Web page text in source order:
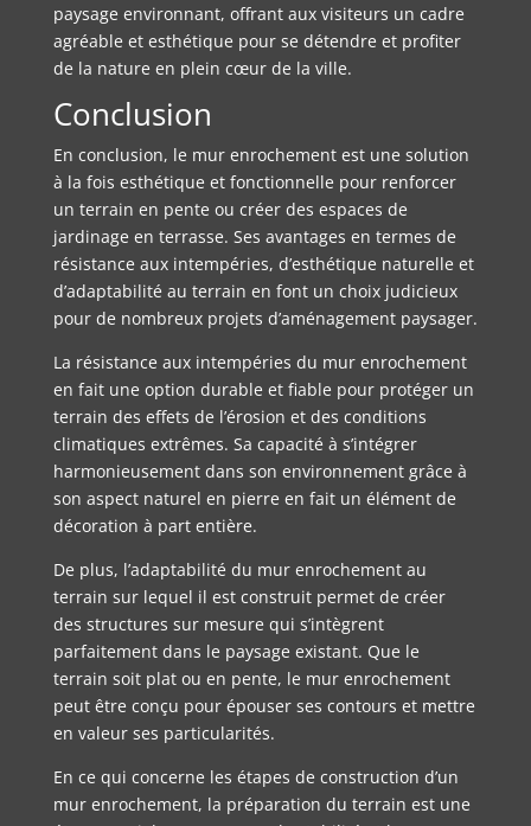
paysage environnant, offrant aux visiteurs un cadre
agréable et esthétique pour se détendre et profiter
de la nature en plein cœur de la ville.
Conclusion
En conclusion, le mur enrochement est une solution
à la fois esthétique et fonctionnelle pour renforcer
un terrain en pente ou créer des espaces de
jardinage en terrasse. Ses avantages en termes de
résistance aux intempéries, d’esthétique naturelle et
d’adaptabilité au terrain en font un choix judicieux
pour de nombreux projets d’aménagement paysager.
La résistance aux intempéries du mur enrochement
en fait une option durable et fiable pour protéger un
terrain des effets de l’érosion et des conditions
climatiques extrêmes. Sa capacité à s’intégrer
harmonieusement dans son environnement grâce à
son aspect naturel en pierre en fait un élément de
décoration à part entière.
De plus, l’adaptabilité du mur enrochement au
terrain sur lequel il est construit permet de créer
des structures sur mesure qui s’intègrent
parfaitement dans le paysage existant. Que le
terrain soit plat ou en pente, le mur enrochement
peut être conçu pour épouser ses contours et mettre
en valeur ses particularités.
En ce qui concerne les étapes de construction d’un
mur enrochement, la préparation du terrain est une